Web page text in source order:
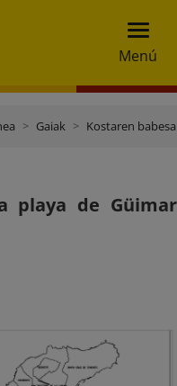
Menú
Gaiak Kostaren babesa
playa de Güimar